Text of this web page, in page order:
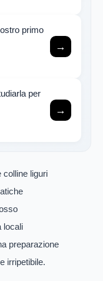
primo
→
per
→
colline liguri
locali
preparazione
irripetibile.